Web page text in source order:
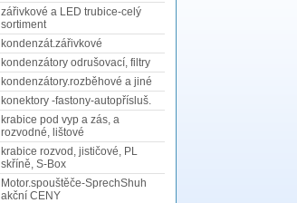
zářivkové a LED trubice-celý
sortiment
kondenzát.zářivkové
kondenzátory odrušovací, filtry
kondenzátory.rozběhové a jiné
konektory -fastony-autopřísluš.
krabice pod vyp a zás, a
rozvodné, lištové
krabice rozvod, jističové, PL
skříně, S-Box
Motor.spouštěče-SprechShuh
akční CENY